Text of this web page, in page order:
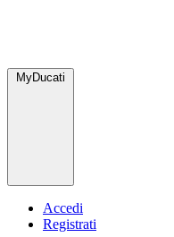
MyDucati
Accedi
Registrati